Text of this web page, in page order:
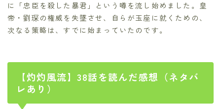
に「忠臣を殺した暴君」という噂を流し始めました。皇
帝・劉琛の権威を失墜させ、自らが玉座に就くための、
次なる策略は、すでに始まっていたのです。
【灼灼風流】38話を読んだ感想（ネタバ
レあり）